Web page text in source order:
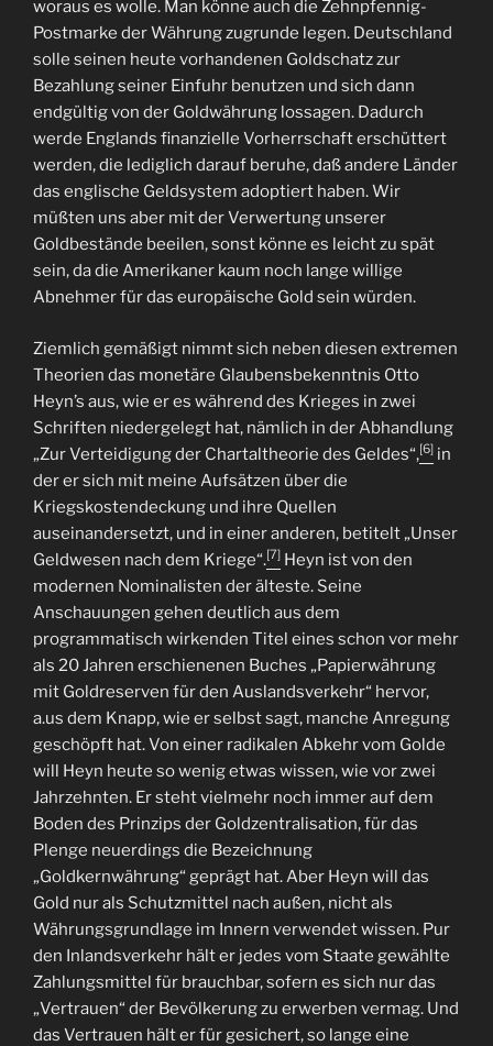
woraus es wolle. Man könne auch die Zehnpfennig-
Postmarke der Währung zugrunde legen. Deutschland
solle seinen heute vorhandenen Goldschatz zur
Bezahlung seiner Einfuhr benutzen und sich dann
endgültig von der Goldwährung lossagen. Dadurch
werde Englands finanzielle Vorherrschaft erschüttert
werden, die lediglich darauf beruhe, daß andere Länder
das englische Geldsystem adoptiert haben. Wir
müßten uns aber mit der Verwertung unserer
Goldbestände beeilen, sonst könne es leicht zu spät
sein, da die Amerikaner kaum noch lange willige
Abnehmer für das europäische Gold sein würden.
Ziemlich gemäßigt nimmt sich neben diesen extremen
Theorien das monetäre Glaubensbekenntnis Otto
Heyn’s aus, wie er es während des Krieges in zwei
Schriften niedergelegt hat, nämlich in der Abhandlung
„Zur Verteidigung der Chartaltheorie des Geldes“,[6] in
der er sich mit meine Aufsätzen über die
Kriegskostendeckung und ihre Quellen
auseinandersetzt, und in einer anderen, betitelt „Unser
Geldwesen nach dem Kriege“.[7] Heyn ist von den
modernen Nominalisten der älteste. Seine
Anschauungen gehen deutlich aus dem
programmatisch wirkenden Titel eines schon vor mehr
als 20 Jahren erschienenen Buches „Papierwährung
mit Goldreserven für den Auslandsverkehr“ hervor,
a.us dem Knapp, wie er selbst sagt, manche Anregung
geschöpft hat. Von einer radikalen Abkehr vom Golde
will Heyn heute so wenig etwas wissen, wie vor zwei
Jahrzehnten. Er steht vielmehr noch immer auf dem
Boden des Prinzips der Goldzentralisation, für das
Plenge neuerdings die Bezeichnung
„Goldkernwährung“ geprägt hat. Aber Heyn will das
Gold nur als Schutzmittel nach außen, nicht als
Währungsgrundlage im Innern verwendet wissen. Pur
den Inlandsverkehr hält er jedes vom Staate gewählte
Zahlungsmittel für brauchbar, sofern es sich nur das
„Vertrauen“ der Bevölkerung zu erwerben vermag. Und
das Vertrauen hält er für gesichert, so lange eine